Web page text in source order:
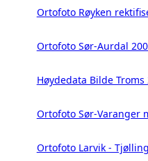
Ortofoto Røyken
Ortofoto Sør-Aurdal
Høydedata Bilde Troms
Ortofoto Sør-Varanger
Ortofoto Larvik -